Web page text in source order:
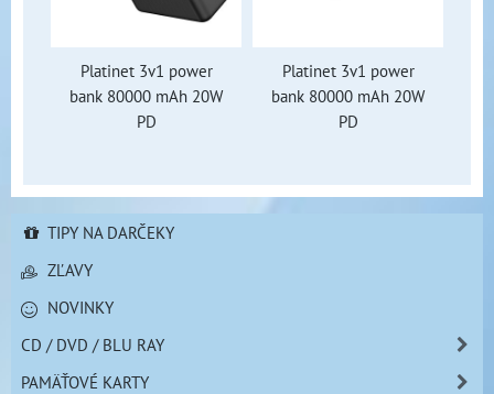
Platinet 3v1 power
bank 80000 mAh 20W
PD
Platinet 3v1 power
bank 80000 mAh 20W
PD
TIPY NA DARČEKY
ZĽAVY
NOVINKY
CD / DVD / BLU RAY
PAMÄŤOVÉ KARTY